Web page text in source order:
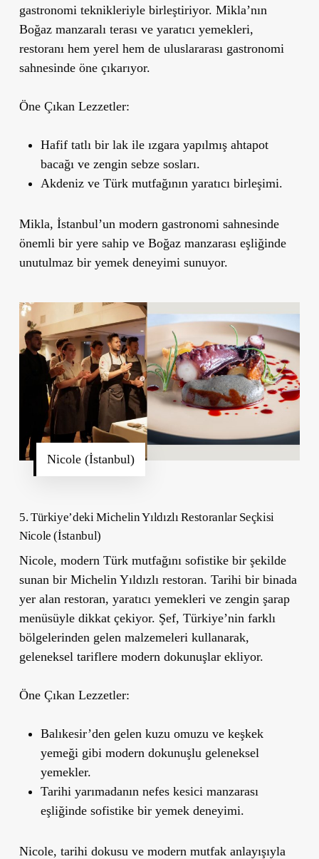
gastronomi teknikleriyle birleştiriyor. Mikla’nın
Boğaz manzaralı terası ve yaratıcı yemekleri,
restoranı hem yerel hem de uluslararası gastronomi
sahnesinde öne çıkarıyor.
Öne Çıkan Lezzetler:
Hafif tatlı bir lak ile ızgara yapılmış ahtapot
bacağı ve zengin sebze sosları.
Akdeniz ve Türk mutfağının yaratıcı birleşimi.
Mikla, İstanbul’un modern gastronomi sahnesinde
önemli bir yere sahip ve Boğaz manzarası eşliğinde
unutulmaz bir yemek deneyimi sunuyor.
Nicole (İstanbul)
5. Türkiye’deki Michelin Yıldızlı Restoranlar Seçkisi
Nicole (İstanbul)
Nicole, modern Türk mutfağını sofistike bir şekilde
sunan bir Michelin Yıldızlı restoran. Tarihi bir binada
yer alan restoran, yaratıcı yemekleri ve zengin şarap
menüsüyle dikkat çekiyor. Şef, Türkiye’nin farklı
bölgelerinden gelen malzemeleri kullanarak,
geleneksel tariflere modern dokunuşlar ekliyor.
Öne Çıkan Lezzetler:
Balıkesir’den gelen kuzu omuzu ve keşkek
yemeği gibi modern dokunuşlu geleneksel
yemekler.
Tarihi yarımadanın nefes kesici manzarası
eşliğinde sofistike bir yemek deneyimi.
Nicole, tarihi dokusu ve modern mutfak anlayışıyla